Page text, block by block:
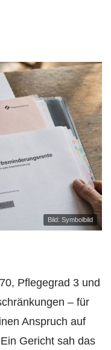
Bild: Symbolbild
Pflegegrad 3 und
– für
Anspruch auf
Gericht sah das